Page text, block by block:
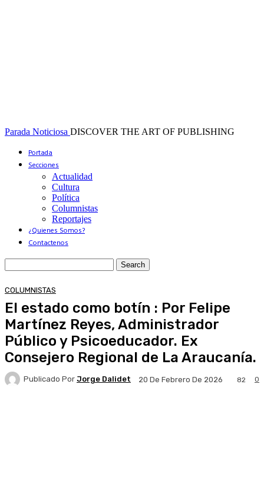
Parada Noticiosa DISCOVER THE ART OF PUBLISHING
Portada
Secciones
Actualidad
Cultura
Política
Columnistas
Reportajes
¿Quienes Somos?
Contactenos
COLUMNISTAS
El estado como botín : Por Felipe
Martínez Reyes, Administrador
Público y Psicoeducador. Ex
Consejero Regional de La Araucanía.
Publicado Por Jorge Dalidet 20 De Febrero De 2026 0
82